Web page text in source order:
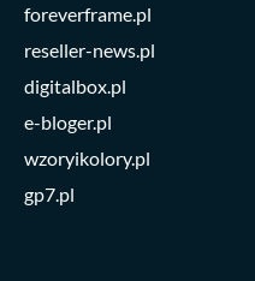
foreverframe.pl
reseller-news.pl
digitalbox.pl
e-bloger.pl
wzoryikolory.pl
gp7.pl